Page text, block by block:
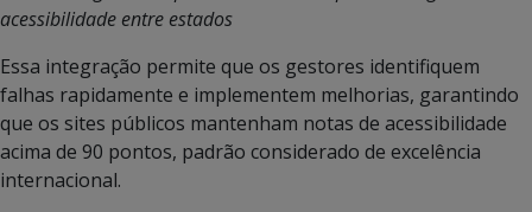
acessibilidade entre estados
Essa integração permite que os gestores identifiquem
falhas rapidamente e implementem melhorias, garantindo
que os sites públicos mantenham notas de acessibilidade
acima de 90 pontos, padrão considerado de excelência
internacional.